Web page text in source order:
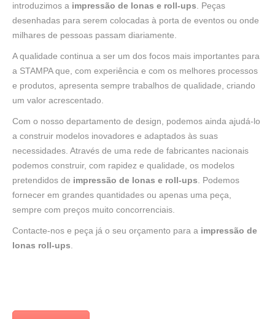
introduzimos a impressão de lonas e roll-ups . Peças
desenhadas para serem colocadas à porta de eventos ou onde
milhares de pessoas passam diariamente.
A qualidade continua a ser um dos focos mais importantes para
a STAMPA que, com experiência e com os melhores processos
e produtos, apresenta sempre trabalhos de qualidade, criando
um valor acrescentado.
Com o nosso departamento de design, podemos ainda ajudá-lo
a construir modelos inovadores e adaptados às suas
necessidades. Através de uma rede de fabricantes nacionais
podemos construir, com rapidez e qualidade, os modelos
pretendidos de impressão de lonas e roll-ups . Podemos
fornecer em grandes quantidades ou apenas uma peça,
sempre com preços muito concorrenciais.
Contacte-nos e peça já o seu orçamento para a impressão de
lonas roll-ups